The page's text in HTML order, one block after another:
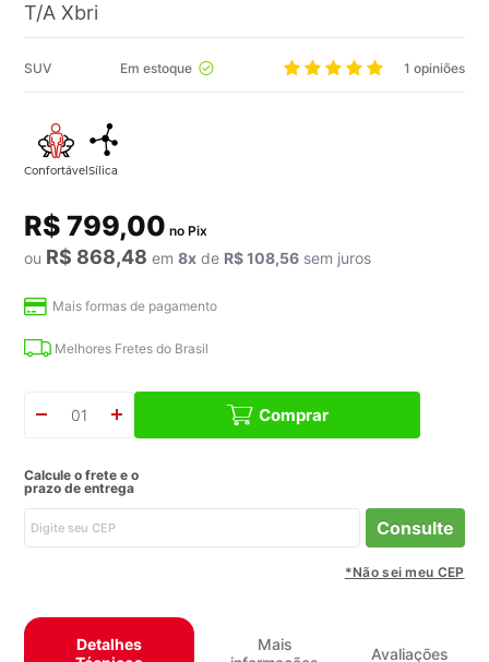
T/A Xbri
SUV Em estoque 1 opiniões
ou R$ 868,48 em8x de R$ 108,56 sem juros
R$ 799,00 no Pix
Mais formas de pagamento
Melhores Fretes do Brasil
Comprar
Calcule o frete e o
prazo de entrega
Consulte
*Não sei meu CEP
Detalhes
Mais
Avaliações